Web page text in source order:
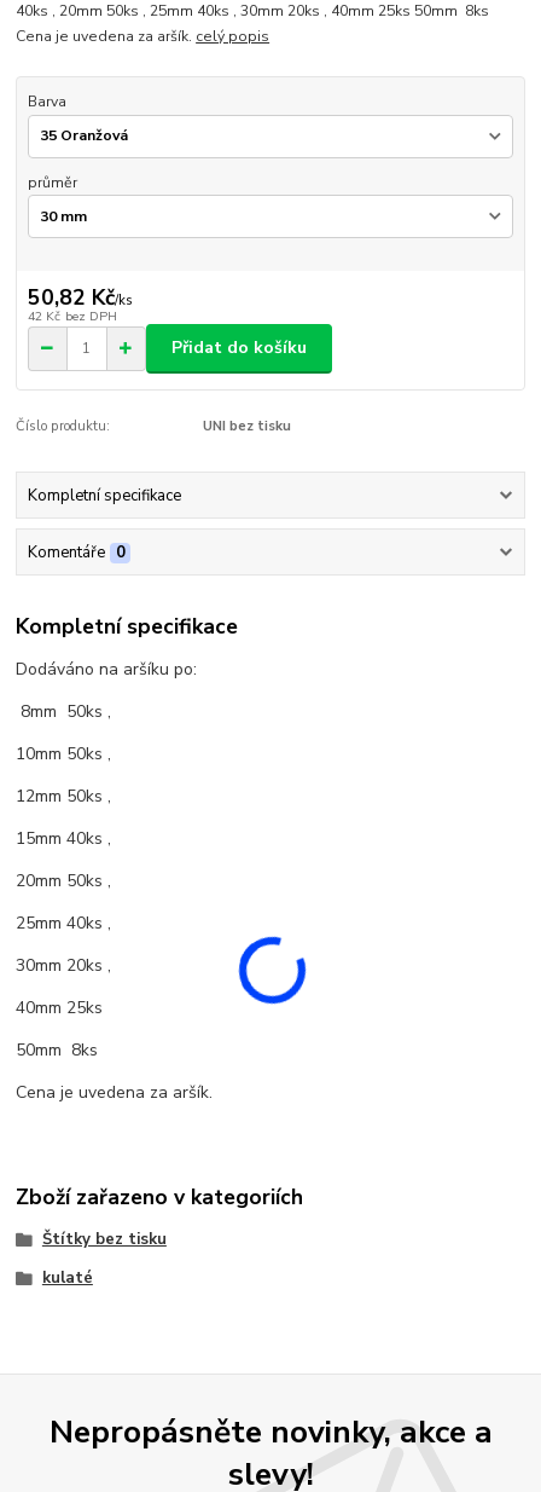
40ks , 20mm 50ks , 25mm 40ks , 30mm 20ks , 40mm 25ks 50mm 8ks
Cena je uvedena za aršík. celý popis
Barva
průměr
50,82 Kč/ks
42 Kč bez DPH
Přidat do košíku
Číslo produktu: UNI bez tisku
Kompletní specifikace
Komentáře 0
Kompletní specifikace
Dodáváno na aršíku po:
8mm 50ks ,
10mm 50ks ,
12mm 50ks ,
15mm 40ks ,
20mm 50ks ,
25mm 40ks ,
30mm 20ks ,
40mm 25ks
50mm 8ks
Cena je uvedena za aršík.
Zboží zařazeno v kategoriích
Štítky bez tisku
kulaté
Nepropásněte novinky, akce a
slevy!